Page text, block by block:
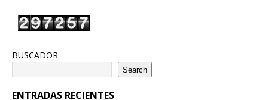
BUSCADOR
Search
ENTRADAS RECIENTES